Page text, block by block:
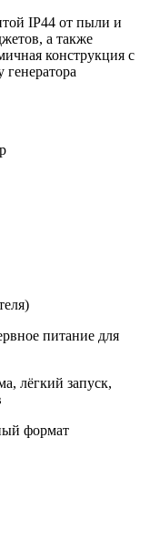
IP44 от пыли и
а также
конструкция с
генератора
питание для
лёгкий запуск,
формат